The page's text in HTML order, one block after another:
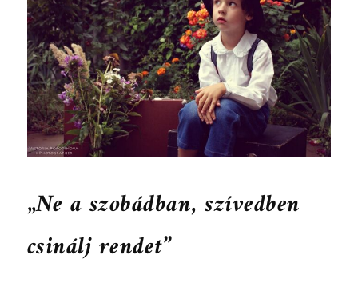
„Ne a szobádban, szívedben
csinálj rendet”